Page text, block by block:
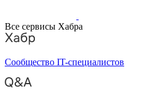
Все сервисы Хабра
Сообщество IT-специалистов